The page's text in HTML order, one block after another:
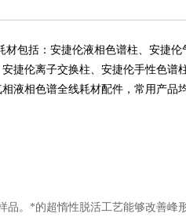
包括：安捷伦液相色谱柱、安捷伦
捷伦离子交换柱、安捷伦手性色谱
液相色谱全线耗材配件，常用产品
。*的超惰性脱活工艺能够改善峰